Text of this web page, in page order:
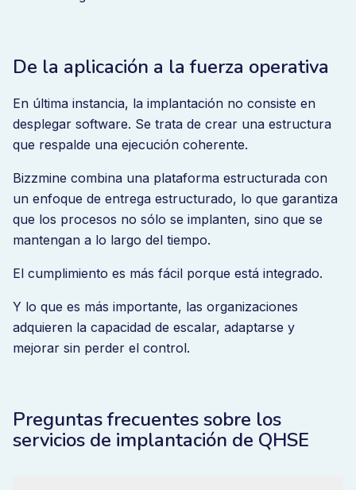
De la aplicación a la fuerza operativa
En última instancia, la implantación no consiste en
desplegar software. Se trata de crear una estructura
que respalde una ejecución coherente.
Bizzmine combina una plataforma estructurada con
un enfoque de entrega estructurado, lo que garantiza
que los procesos no sólo se implanten, sino que se
mantengan a lo largo del tiempo.
El cumplimiento es más fácil porque está integrado.
Y lo que es más importante, las organizaciones
adquieren la capacidad de escalar, adaptarse y
mejorar sin perder el control.
Preguntas frecuentes sobre los
servicios de implantación de QHSE